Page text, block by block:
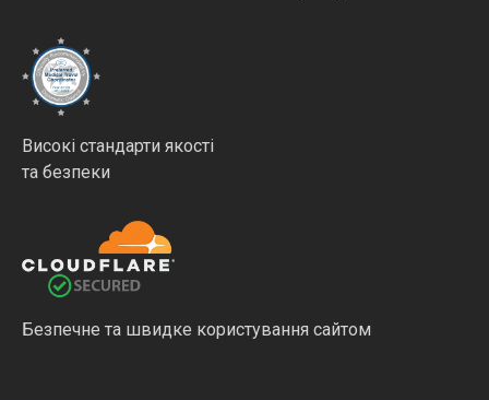
Високі стандарти якості
та безпеки
Безпечне та швидке користування сайтом